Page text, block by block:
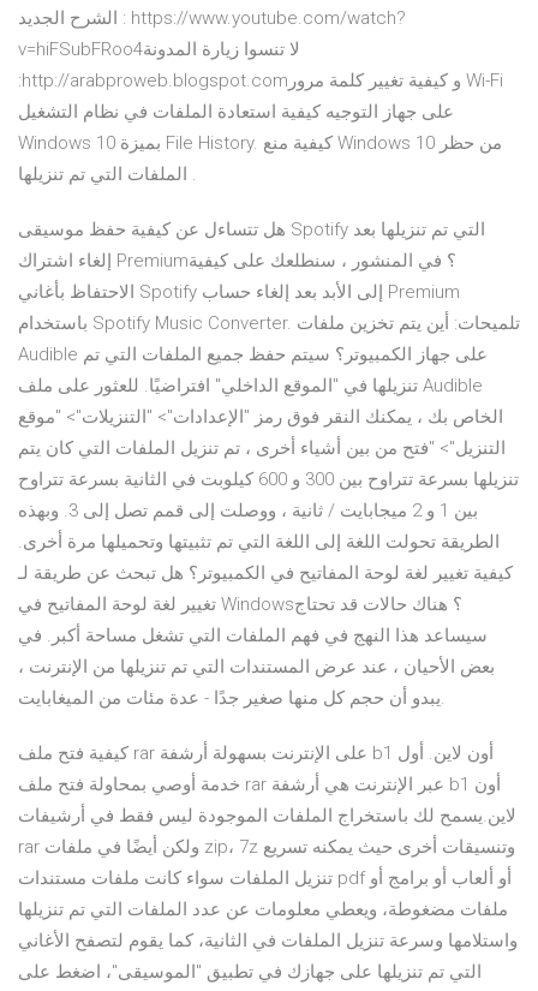
الشرح الجديد : https://www.youtube.com/watch?
v=hiFSubFRoo4لا تنسوا زيارة المدونة
:http://arabproweb.blogspot.comو كيفية تغيير كلمة مرور Wi-Fi
على جهاز التوجيه كيفية استعادة الملفات في نظام التشغيل
Windows 10 بميزة File History. كيفية منع Windows 10 من حظر
الملفات التي تم تنزيلها .
هل تتساءل عن كيفية حفظ موسيقى Spotify التي تم تنزيلها بعد
إلغاء اشتراك Premium؟ في المنشور ، سنطلعك على كيفية
الاحتفاظ بأغاني Spotify إلى الأبد بعد إلغاء حساب Premium
باستخدام Spotify Music Converter. تلميحات: أين يتم تخزين ملفات
Audible على جهاز الكمبيوتر؟ سيتم حفظ جميع الملفات التي تم
تنزيلها في "الموقع الداخلي" افتراضيًا. للعثور على ملف Audible
الخاص بك ، يمكنك النقر فوق رمز "الإعدادات"> "التنزيلات"> "موقع
التنزيل"> "فتح من بين أشياء أخرى ، تم تنزيل الملفات التي كان يتم
تنزيلها بسرعة تتراوح بين 300 و 600 كيلوبت في الثانية بسرعة تتراوح
بين 1 و 2 ميجابايت / ثانية ، ووصلت إلى قمم تصل إلى 3. وبهذه
الطريقة تحولت اللغة إلى اللغة التي تم تثبيتها وتحميلها مرة أخرى.
كيفية تغيير لغة لوحة المفاتيح في الكمبيوتر؟ هل تبحث عن طريقة لـ
تغيير لغة لوحة المفاتيح في Windows؟ هناك حالات قد تحتاج
سيساعد هذا النهج في فهم الملفات التي تشغل مساحة أكبر. في
بعض الأحيان ، عند عرض المستندات التي تم تنزيلها من الإنترنت ،
يبدو أن حجم كل منها صغير جدًا - عدة مئات من الميغابايت.
كيفية فتح ملف rar على الإنترنت بسهولة أرشفة b1 أون لاين. أول
خدمة أوصي بمحاولة فتح ملف rar عبر الإنترنت هي أرشفة b1 أون
لاين.يسمح لك باستخراج الملفات الموجودة ليس فقط في أرشيفات
rar ولكن أيضًا في ملفات zip، 7z وتنسيقات أخرى حيث يمكنه تسريع
تنزيل الملفات سواء كانت ملفات مستندات pdf أو ألعاب أو برامج أو
ملفات مضغوطة، ويعطي معلومات عن عدد الملفات التي تم تنزيلها
واستلامها وسرعة تنزيل الملفات في الثانية، كما يقوم لتصفح الأغاني
التي تم تنزيلها على جهازك في تطبيق "الموسيقى"، اضغط على